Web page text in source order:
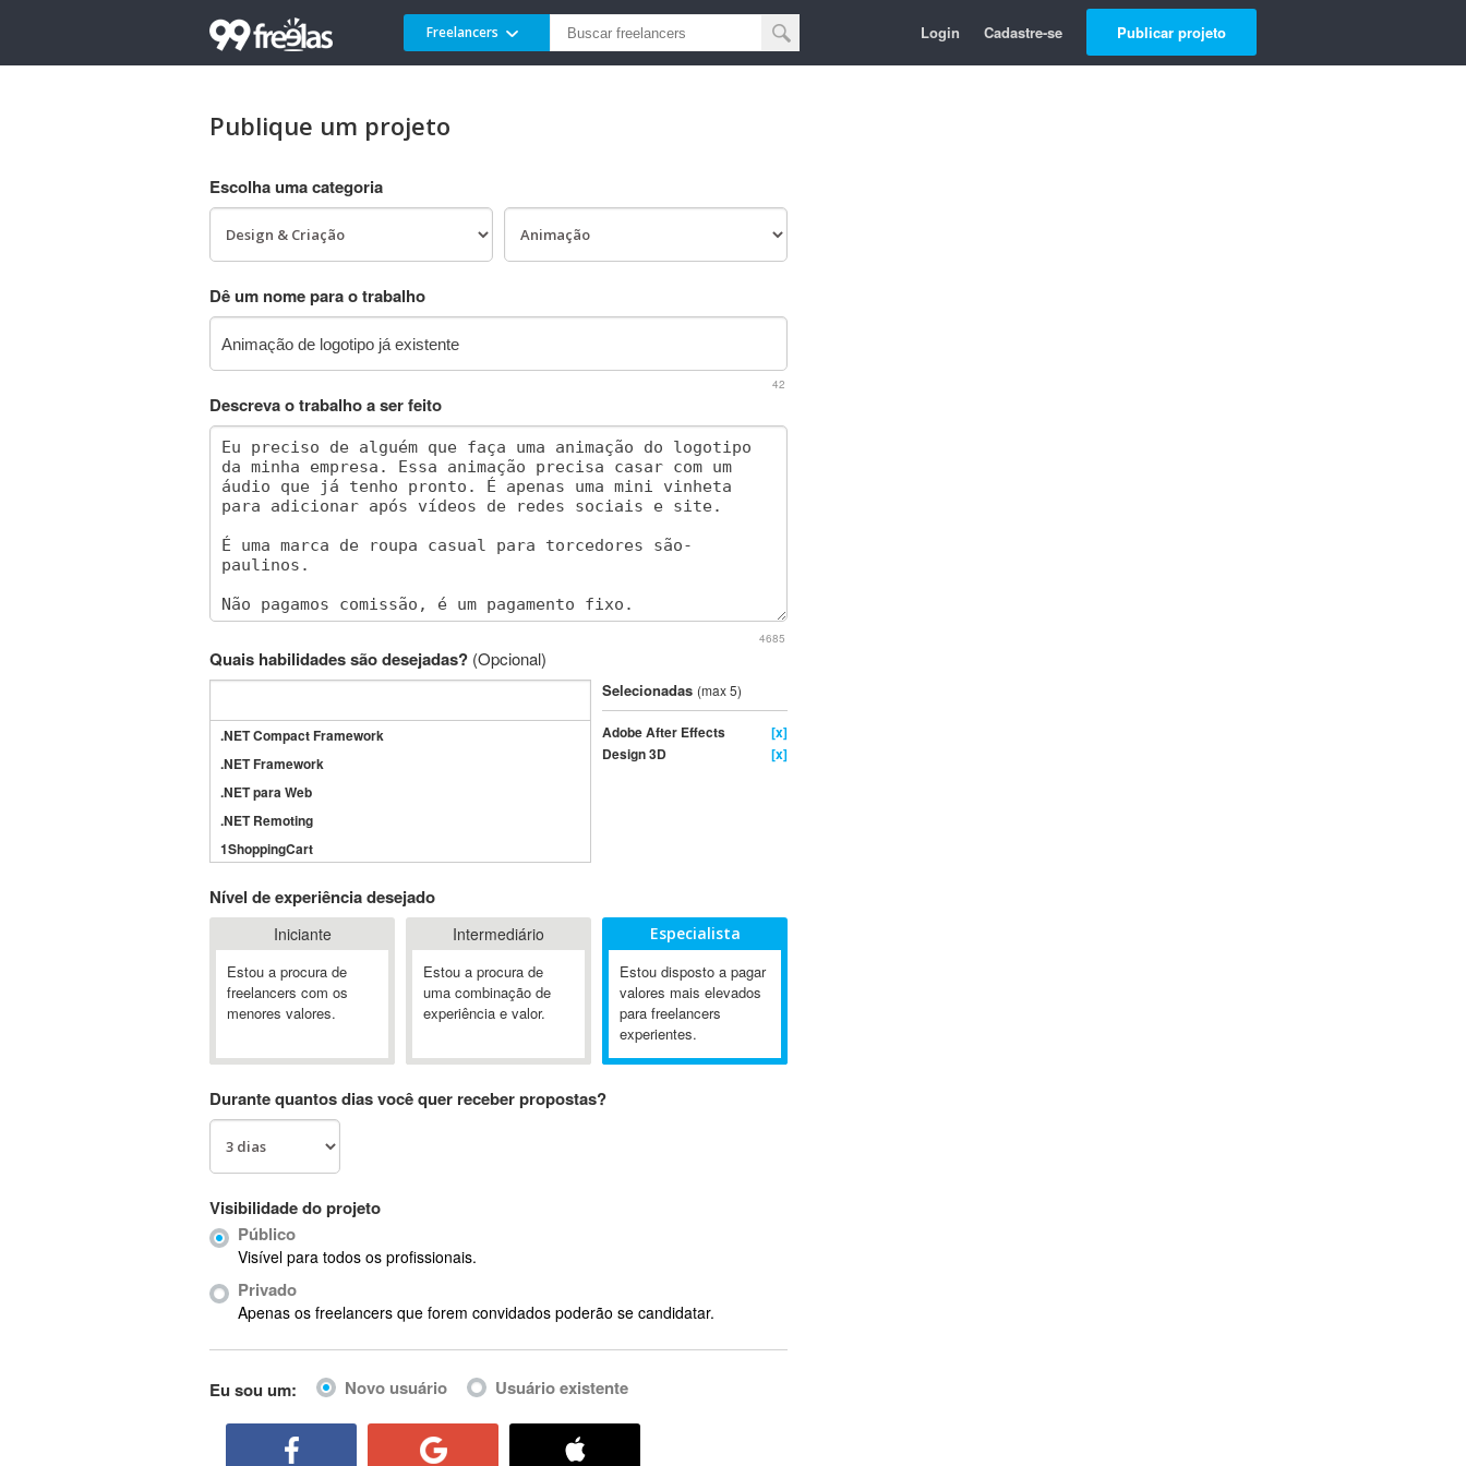
Freelancers Login Cadastre-se Publicar projeto
Publique um projeto
Escolha uma categoria
Dê um nome para o trabalho
42
Descreva o trabalho a ser feito
4685
Quais habilidades são desejadas? (Opcional)
.NET Compact Framework
.NET Framework
.NET para Web
.NET Remoting
1ShoppingCart
3GSM
4D Dimension
802.11
A&P
A-GPS
Ab Initio
ABIS
AbleCommerce
Ableton Live
Abstract Window Toolkit (AWT)
Selecionadas (max 5)
Adobe After Effects
[x]
Design 3D
[x]
Nível de experiência desejado
Iniciante
Estou a procura de
freelancers com os
menores valores.
Intermediário
Estou a procura de
uma combinação de
experiência e valor.
Especialista
Estou disposto a pagar
valores mais elevados
para freelancers
experientes.
Durante quantos dias você quer receber propostas?
Visibilidade do projeto
Público
Visível para todos os profissionais.
Privado
Apenas os freelancers que forem convidados poderão se candidatar.
Eu sou um: Novo usuário Usuário existente